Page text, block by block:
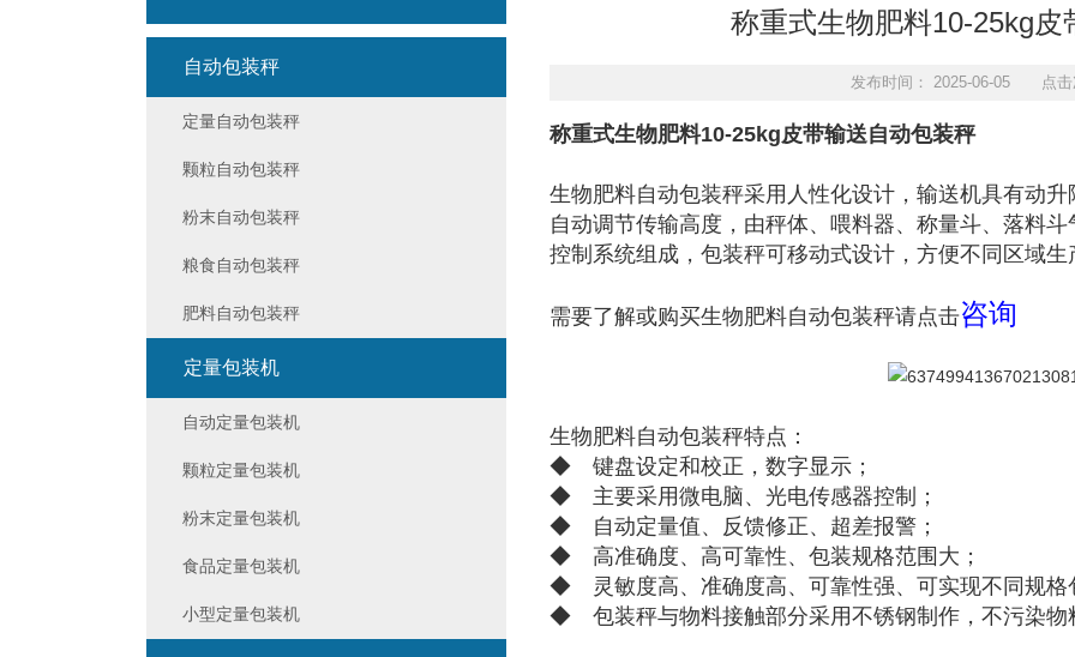
称重式生物肥料10-25kg皮
发布时间： 2025-06-05 点击
称重式生物肥料10-25kg皮带输送自动包装秤
生物肥料自动包装秤采用人性化设计，输送机具有动
自动调节传输高度，由秤体、喂料器、称量斗、落料
控制系统组成，包装秤可移动式设计，方便不同区域生
需要了解或购买生物肥料自动包装秤请点击咨询
生物肥料自动包装秤特点：
◆ 键盘设定和校正，数字显示；
◆ 主要采用微电脑、光电传感器控制；
◆ 自动定量值、反馈修正、超差报警；
◆ 高准确度、高可靠性、包装规格范围大；
◆ 灵敏度高、准确度高、可靠性强、可实现不同规格
◆ 包装秤与物料接触部分采用不锈钢制作，不污染物
自动包装秤
定量自动包装秤
颗粒自动包装秤
粉末自动包装秤
粮食自动包装秤
肥料自动包装秤
定量包装机
自动定量包装机
颗粒定量包装机
粉末定量包装机
食品定量包装机
小型定量包装机